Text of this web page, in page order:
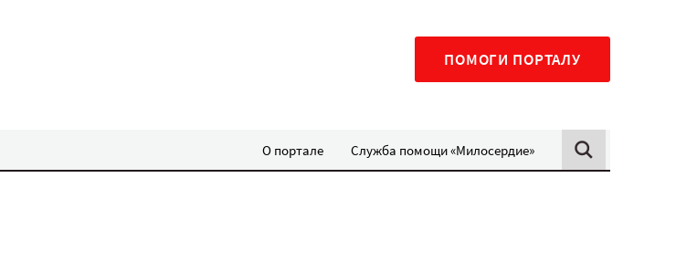
ПОМОГИ ПОРТАЛУ
О портале Служба помощи «Милосердие»